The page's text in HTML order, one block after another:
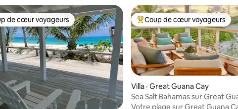
de 5 sur 5, 19 commentaires
de cœur voyageurs
de cœur voyageurs Coup de cœur voyageurs
Coup de cœur voyageurs
Villa · Great Guana Cay
Sea Salt Bahamas sur Great
Votre plage sur Great Guana